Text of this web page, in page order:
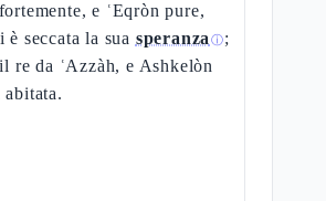
e ʿEqròn pure,
è seccata la sua speranza ⓘ;
re da ʿAzzàh, e Ashkelòn
abitata.